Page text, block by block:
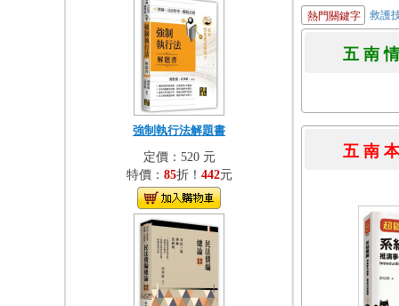
強制執行法解題書
定價：520 元
特價： 85折！ 442元
熱門關鍵字 救護
五 南
五 南